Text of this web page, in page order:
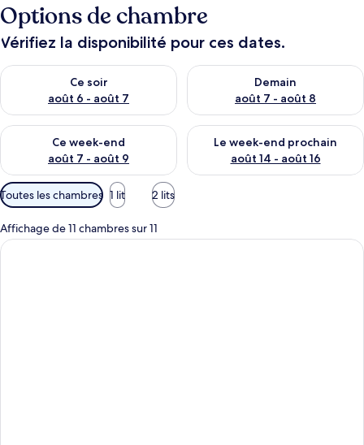
Options de chambre
Vérifiez la disponibilité pour ces dates.
Ce soir
août 6 - août 7
Vérifier la disponibilité pour ce soir août 6 - août 7
Demain
août 7 - août 8
Vérifier la disponibilité pour
Ce week-end
août 7 - août 9
Vérifier la disponibilité pour ce week-end août 7 - août 9
Le week-end prochain
août 14 - août 16
Vérifier la disponibilité pour
Filtres
disponibles
pour
les
Toutes les chambres 1 lit 2 lits
Affichage de 11 chambres sur 11